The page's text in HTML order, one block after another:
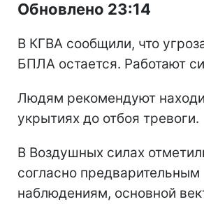
Обновлено 23:14
В КГВА сообщили, что
БПЛА остается. Работают
Людям рекомендуют
укрытиях до отбоя тревоги.
В Воздушных силах
согласно предварительным
наблюдениям, основной